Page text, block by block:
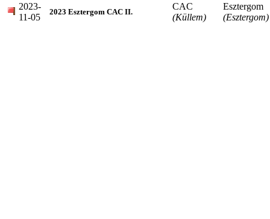
2023-
11-05
2023 Esztergom CAC II.
CAC
(Küllem)
Esztergom
(Esztergom)